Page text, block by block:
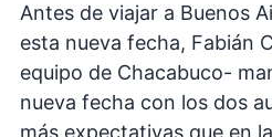
Antes de viajar a Buenos
esta nueva fecha, Fabián
equipo de Chacabuco-
nueva fecha con los dos